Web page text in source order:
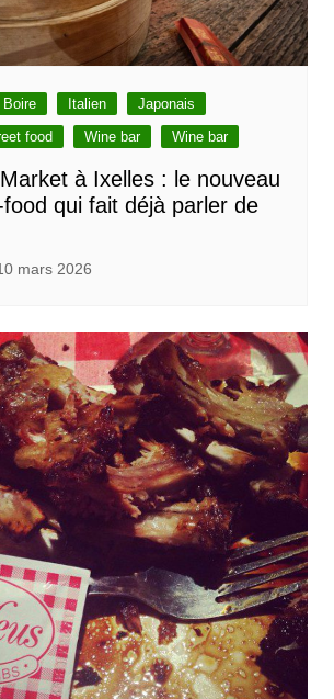
Boire Italien
Japonais
food Wine bar Wine bar
à Ixelles : le nouveau
qui fait déjà parler de
mars 2026